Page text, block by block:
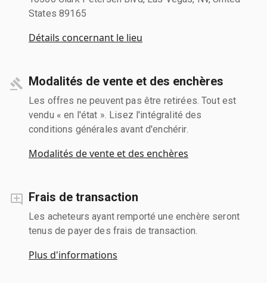
States 89165
Détails concernant le lieu
Modalités de vente et des enchères
Les offres ne peuvent pas être retirées. Tout est
vendu « en l'état ». Lisez l'intégralité des
conditions générales avant d'enchérir.
Modalités de vente et des enchères
Frais de transaction
Les acheteurs ayant remporté une enchère seront
tenus de payer des frais de transaction.
Plus d'informations